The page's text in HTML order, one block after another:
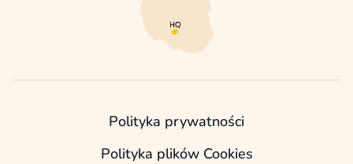
Polityka prywatności
Polityka plików Cookies